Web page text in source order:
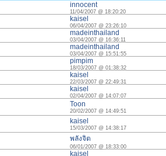
innocent
11/04/2007 @ 18:20:20
kaisel
06/04/2007 @ 23:26:10
madeinthailand
03/04/2007 @ 16:36:11
madeinthailand
03/04/2007 @ 15:51:55
pimpim
18/03/2007 @ 01:38:32
kaisel
22/03/2007 @ 22:49:31
kaisel
02/04/2007 @ 14:07:07
Toon
20/02/2007 @ 14:49:51
kaisel
15/03/2007 @ 14:38:17
พลังจิต
06/01/2007 @ 18:33:00
kaisel